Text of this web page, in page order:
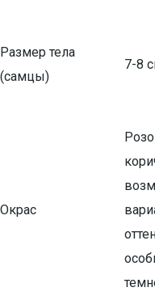
Размер тела
(самцы)
7-8
Окрас